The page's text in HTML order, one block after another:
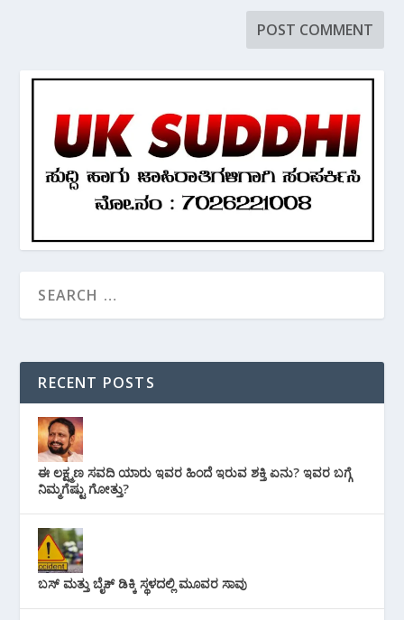
RECENT POSTS
ಈ ಲಕ್ಷ್ಮಣ ಸವದಿ ಯಾರು ಇವರ ಹಿಂದೆ ಇರುವ ಶಕ್ತಿ ಏನು? ಇವರ ಬಗ್ಗೆ
ನಿಮ್ಮಗೆಷ್ಟು ಗೋತ್ತು?
ಬಸ್ ಮತ್ತು ಬೈಕ್ ಡಿಕ್ಕಿ ಸ್ಥಳದಲ್ಲಿ ಮೂವರ ಸಾವು